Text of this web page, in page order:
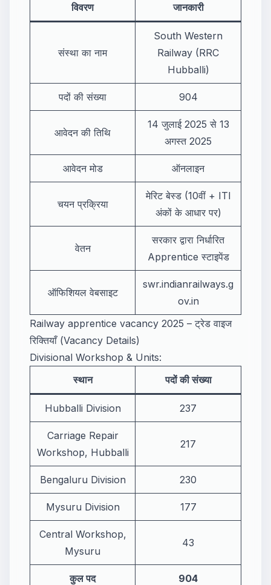
विवरण
जानकारी
संस्था का नाम
South Western
Railway (RRC
Hubballi)
पदों की संख्या 904
आवेदन की तिथि
14 जुलाई 2025 से 13
अगस्त 2025
आवेदन मोड ऑनलाइन
चयन प्रक्रिया
मेरिट बेस्ड (10वीं + ITI
अंकों के आधार पर)
वेतन
सरकार द्वारा निर्धारित
Apprentice स्टाइपेंड
ऑफिशियल वेबसाइट
swr.indianrailways.g
ov.in
Railway apprentice vacancy 2025 – ट्रेड वाइज
रिक्तियाँ (Vacancy Details)
Divisional Workshop & Units:
स्थान
पदों की संख्या
Hubballi Division 237
Carriage Repair
Workshop, Hubballi
217
Bengaluru Division 230
Mysuru Division 177
Central Workshop,
Mysuru
43
कुल पद
904